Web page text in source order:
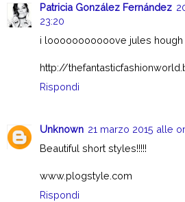
Patricia González Fernández
23:20
i looooooooooove jules hough
http://
Rispondi
Unknown 21 marzo 2015 alle
Beautiful short styles!!!!!
www.plogstyle.com
Rispondi